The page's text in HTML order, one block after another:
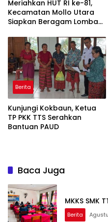
Meriahkan HUT RI ke-81,
Kecamatan Mollo Utara
Siapkan Beragam Lomba
Dilarang
Berita
Kunjungi Kokbaun, Ketua
TP PKK TTS Serahkan
Bantuan PAUD
Baca Juga
MKKS SMK
Berita